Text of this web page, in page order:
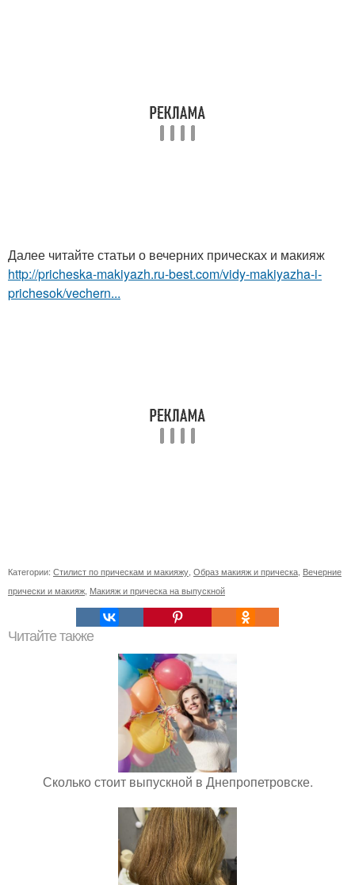
Далее читайте статьи о вечерних прическах и макияж
http://pricheska-makiyazh.ru-best.com/vidy-makiyazha-i-
prichesok/vechern...
Категории: Стилист по прическам и макияжу Образ макияж и прическа Вечерние
прически и макияж Макияж и прическа на выпускной
Читайте также
Сколько стоит выпускной в Днепропетровске.